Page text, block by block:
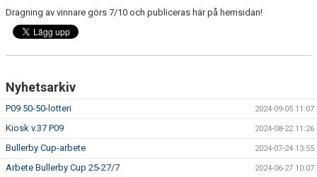
Dragning av vinnare görs 7/10 och publiceras här på hemsidan!
Nyhetsarkiv
P09 50-50-lotteri 2024-09-05 11:07
Kiosk v.37 P09 2024-08-22 11:26
Bullerby Cup-arbete 2024-07-24 13:55
Arbete Bullerby Cup 25-27/7 2024-06-27 10:07